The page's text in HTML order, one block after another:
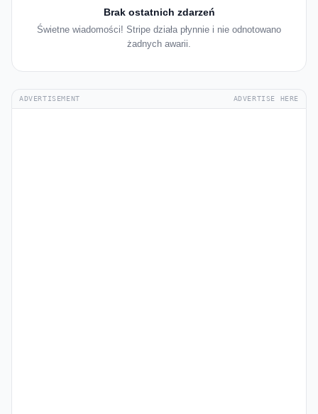
Brak ostatnich zdarzeń
Świetne wiadomości! Stripe działa płynnie i nie odnotowano
żadnych awarii.
ADVERTISEMENT ADVERTISE HERE